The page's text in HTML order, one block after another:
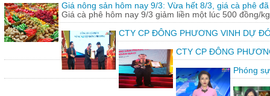
Giá nông sản hôm nay 9/3: Vừa hết 8/3, giá cà phê
Giá cà phê hôm nay 9/3 giảm liền một lúc 500 đồng/
CTY CP ĐÔNG PHƯƠNG VINH DỰ
CTY CP ĐÔNG
Phóng